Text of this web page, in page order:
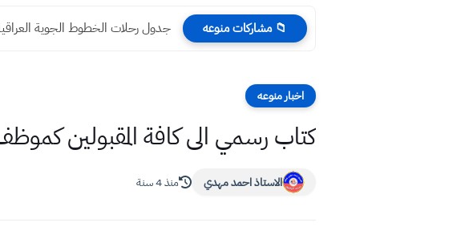
📁 مشاركات منوعه جدول رحلات الخطوط الجوية العراقية
اخبار منوعه
كتاب رسمي الى كافة المقبولين كموظف اقتراع
الاستاذ احمد مهدي منذ 4 سنة